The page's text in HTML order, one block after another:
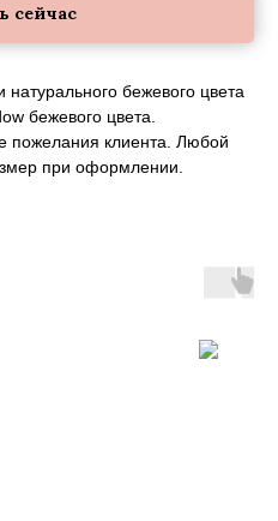
сейчас
бежевого цвета
бежевого цвета.
пожелания клиента. Любой
при оформлении.